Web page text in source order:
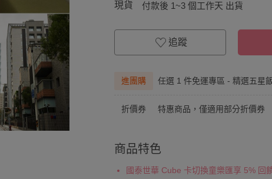
現貨 付款後 1~3 個工作天 出貨
追蹤
進團購 任選 1 件免運專區 - 精選五星
折價券 特惠商品，僅適用部分折價券
商品特色
國泰世華 Cube 卡切換童樂匯享 5% 回